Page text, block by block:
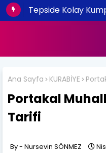
Tepside Kolay
Ana Sayfa KURABİYE
Portakal
Tarifi
Nursevin SÖNMEZ